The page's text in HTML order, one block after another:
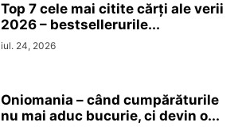
Top 7 cele mai citite cărți ale verii
2026 – bestsellerurile...
iul. 24, 2026
Oniomania – când cumpărăturile
nu mai aduc bucurie, ci devin o...